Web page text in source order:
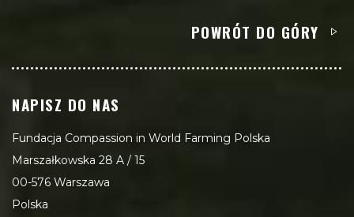
POWRÓT DO GÓRY
NAPISZ DO NAS
Fundacja Compassion in World Farming Polska
Marszałkowska 28 A / 15
00-576 Warszawa
Polska